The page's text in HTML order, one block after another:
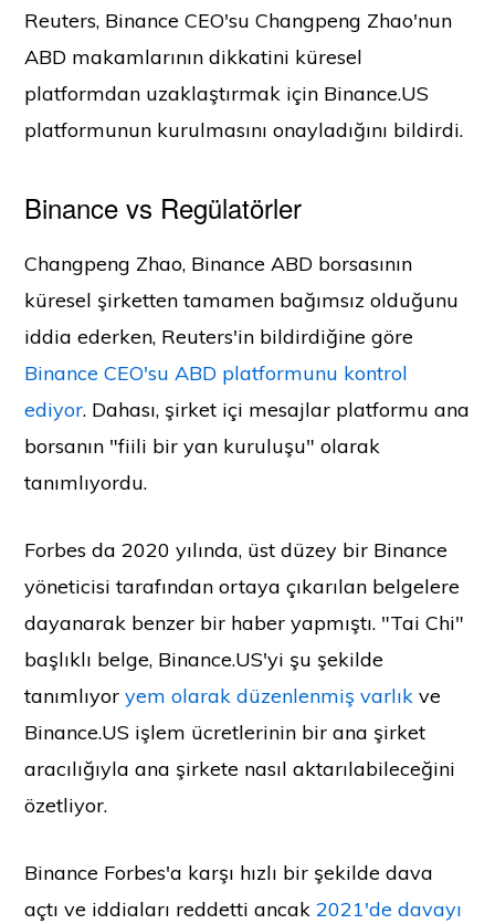
Reuters, Binance CEO'su Changpeng Zhao'nun
ABD makamlarının dikkatini küresel
platformdan uzaklaştırmak için Binance.US
platformunun kurulmasını onayladığını bildirdi.
Binance vs Regülatörler
Changpeng Zhao, Binance ABD borsasının
küresel şirketten tamamen bağımsız olduğunu
iddia ederken, Reuters'in bildirdiğine göre
Binance CEO'su ABD platformunu kontrol
ediyor. Dahası, şirket içi mesajlar platformu ana
borsanın "fiili bir yan kuruluşu" olarak
tanımlıyordu.
Forbes da 2020 yılında, üst düzey bir Binance
yöneticisi tarafından ortaya çıkarılan belgelere
dayanarak benzer bir haber yapmıştı. "Tai Chi"
başlıklı belge, Binance.US'yi şu şekilde
tanımlıyoryem olarak düzenlenmiş varlık ve
Binance.US işlem ücretlerinin bir ana şirket
aracılığıyla ana şirkete nasıl aktarılabileceğini
özetliyor.
Binance Forbes'a karşı hızlı bir şekilde dava
açtı ve iddiaları reddetti ancak2021'de davayı